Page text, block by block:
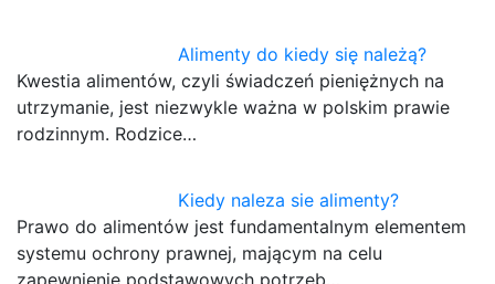
Alimenty do kiedy się należą?
Kwestia alimentów, czyli świadczeń pieniężnych na
utrzymanie, jest niezwykle ważna w polskim prawie
rodzinnym. Rodzice…
Kiedy naleza sie alimenty?
Prawo do alimentów jest fundamentalnym elementem
systemu ochrony prawnej, mającym na celu
zapewnienie podstawowych potrzeb…